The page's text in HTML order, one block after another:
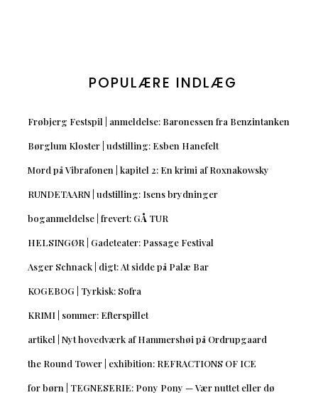
POPULÆRE INDLÆG
Frøbjerg Festspil | anmeldelse: Baronessen fra Benzintanken
Børglum Kloster | udstilling: Esben Hanefelt
Mord på Vibrafonen | kapitel 2: En krimi af Roxnakowsky
RUNDETAARN | udstilling: Isens brydninger
boganmeldelse | frevert: GÅ TUR
HELSINGØR | Gadeteater: Passage Festival
Asger Schnack | digt: At sidde på Palæ Bar
KOGEBOG | Tyrkisk: Sofra
KRIMI | sommer: Efterspillet
artikel | Nyt hovedværk af Hammershøi på Ordrupgaard
the Round Tower | exhibition: REFRACTIONS OF ICE
for børn | TEGNESERIE: Pony Pony — Vær nuttet eller dø